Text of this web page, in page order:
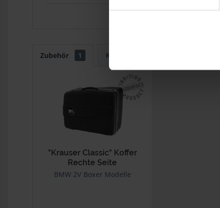
Zubehör 1 Kunden kauften auch
"Krauser Classic" Koffer
Rechte Seite
BMW 2V Boxer Modelle